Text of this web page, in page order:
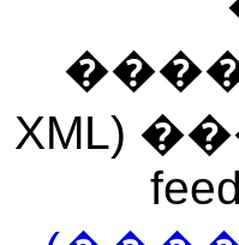
XML)